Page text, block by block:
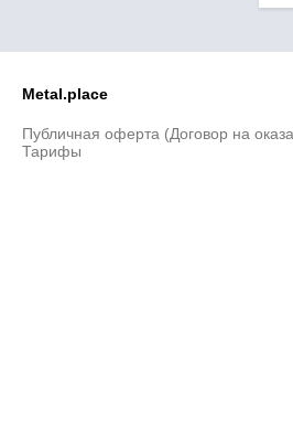
Metal.place
Публичная оферта (Договор на
Тарифы